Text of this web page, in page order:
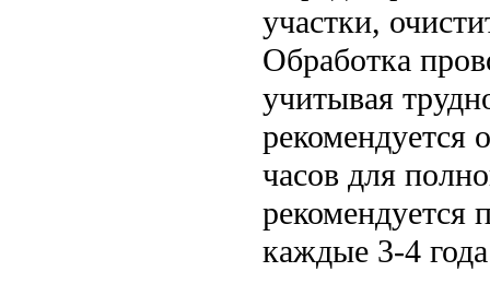
участки,
Обработка
учитывая
рекомендуется
часов для
рекомендуется
каждые 3-4